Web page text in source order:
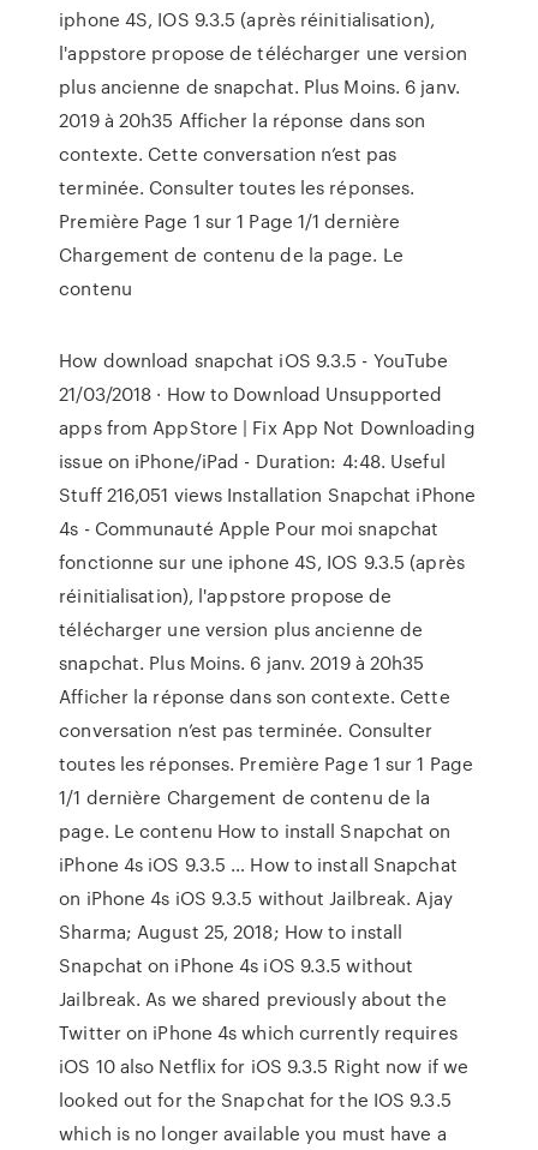
iphone 4S, IOS 9.3.5 (après réinitialisation),
l'appstore propose de télécharger une version
plus ancienne de snapchat. Plus Moins. 6 janv.
2019 à 20h35 Afficher la réponse dans son
contexte. Cette conversation n’est pas
terminée. Consulter toutes les réponses.
Première Page 1 sur 1 Page 1/1 dernière
Chargement de contenu de la page. Le
contenu
How download snapchat iOS 9.3.5 - YouTube
21/03/2018 · How to Download Unsupported
apps from AppStore | Fix App Not Downloading
issue on iPhone/iPad - Duration: 4:48. Useful
Stuff 216,051 views Installation Snapchat iPhone
4s - Communauté Apple Pour moi snapchat
fonctionne sur une iphone 4S, IOS 9.3.5 (après
réinitialisation), l'appstore propose de
télécharger une version plus ancienne de
snapchat. Plus Moins. 6 janv. 2019 à 20h35
Afficher la réponse dans son contexte. Cette
conversation n’est pas terminée. Consulter
toutes les réponses. Première Page 1 sur 1 Page
1/1 dernière Chargement de contenu de la
page. Le contenu How to install Snapchat on
iPhone 4s iOS 9.3.5 … How to install Snapchat
on iPhone 4s iOS 9.3.5 without Jailbreak. Ajay
Sharma; August 25, 2018; How to install
Snapchat on iPhone 4s iOS 9.3.5 without
Jailbreak. As we shared previously about the
Twitter on iPhone 4s which currently requires
iOS 10 also Netflix for iOS 9.3.5 Right now if we
looked out for the Snapchat for the IOS 9.3.5
which is no longer available you must have a